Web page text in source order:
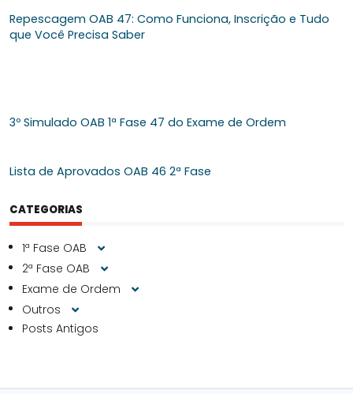
Repescagem OAB 47: Como Funciona, Inscrição e Tudo
que Você Precisa Saber
3º Simulado OAB 1ª Fase 47 do Exame de Ordem
Lista de Aprovados OAB 46 2ª Fase
CATEGORIAS
1ª Fase OAB
2ª Fase OAB
Exame de Ordem
Outros
Posts Antigos